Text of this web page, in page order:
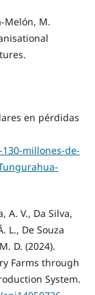
Melón, M.
en pérdidas
millones-de-
A. V., Da Silva,
L., De Souza
D. (2024).
Farms through
System.